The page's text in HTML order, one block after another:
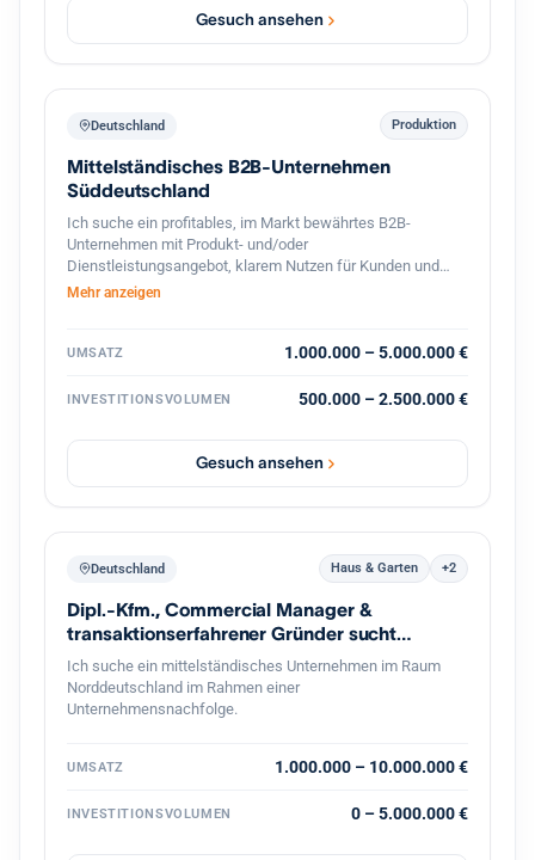
Gesuch ansehen
Deutschland Produktion
Mittelständisches B2B-Unternehmen
Süddeutschland
Ich suche ein profitables, im Markt bewährtes B2B-
Unternehmen mit Produkt- und/oder
Dienstleistungsangebot, klarem Nutzen für Kunden und
stabilen Geschäftsbeziehungen. Bevorzugt sind
eine überschaubare, gut führbare Unternehmensgröße.
Wachstumspotenzial, solider Ertragskraft und konservativ
Sanierungsfälle, reine Handels- oder Distributionsmodelle.
Mehr anzeigen
UMSATZ 1.000.000 – 5.000.000 €
INVESTITIONSVOLUMEN 500.000 – 2.500.000 €
Gesuch ansehen
Deutschland Haus & Garten +2
Dipl.-Kfm., Commercial Manager &
transaktionserfahrener Gründer sucht
Nachfolge
Ich suche ein mittelständisches Unternehmen im Raum
Norddeutschland im Rahmen einer
Unternehmensnachfolge.
UMSATZ 1.000.000 – 10.000.000 €
INVESTITIONSVOLUMEN 0 – 5.000.000 €